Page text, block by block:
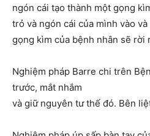
ngón cái tạo thành một gọng
trỏ và ngón cái của mình vào
gọng kìm của bệnh nhân sẽ rời
Nghiệm pháp Barre chi trên
trước, mắt nhắm
và giữ nguyên tư thế đó. Bên